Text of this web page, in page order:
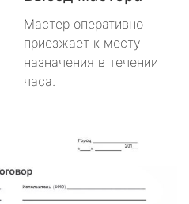
Мастер оперативно
приезжает к месту
назначения в течении
часа.